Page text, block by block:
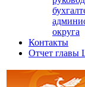
округа
Контакты
Отчет главы